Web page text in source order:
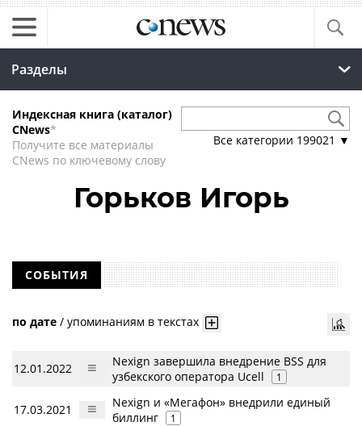
Разделы
Индексная книга (каталог)
CNews*
Получите все материалы
CNews по ключевому слову
Все категории 199021 ▼
Горьков Игорь
СОБЫТИЯ
по дате / упоминаниям в текстах
12.01.2022
Nexign завершила внедрение BSS для
узбекского оператора Ucell
1
17.03.2021
Nexign и «Мегафон» внедрили единый
биллинг
1